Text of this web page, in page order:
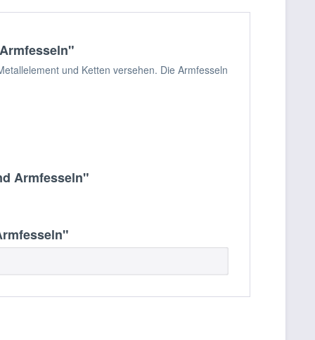
und Ketten versehen. Die Armfesseln
Armfesseln"